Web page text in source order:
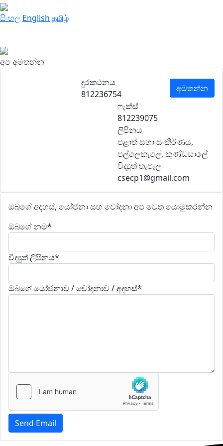
සිංහල English தமிழ்
අප අමතන්න
දුරකථනය
812236754
අමතන්න
ෆැක්ස්
812239075
ලිපිනය
පළාත් සභා සංකීර්ණය,
පල්ලෙකැලේ, කුණ්ඩසාලේ
විද්‍යුත් තැපෑල
csecp1@gmail.com
ඔබගේ අදහස්, යෝජනා සහ චෝදනා අප වෙත යොමුකරන්න
ඔබගේ නම*
විද්‍යුත් ලිපිනය*
ඔබගේ යෝජනාව / චෝදනාව / අදහස්*
Send Email